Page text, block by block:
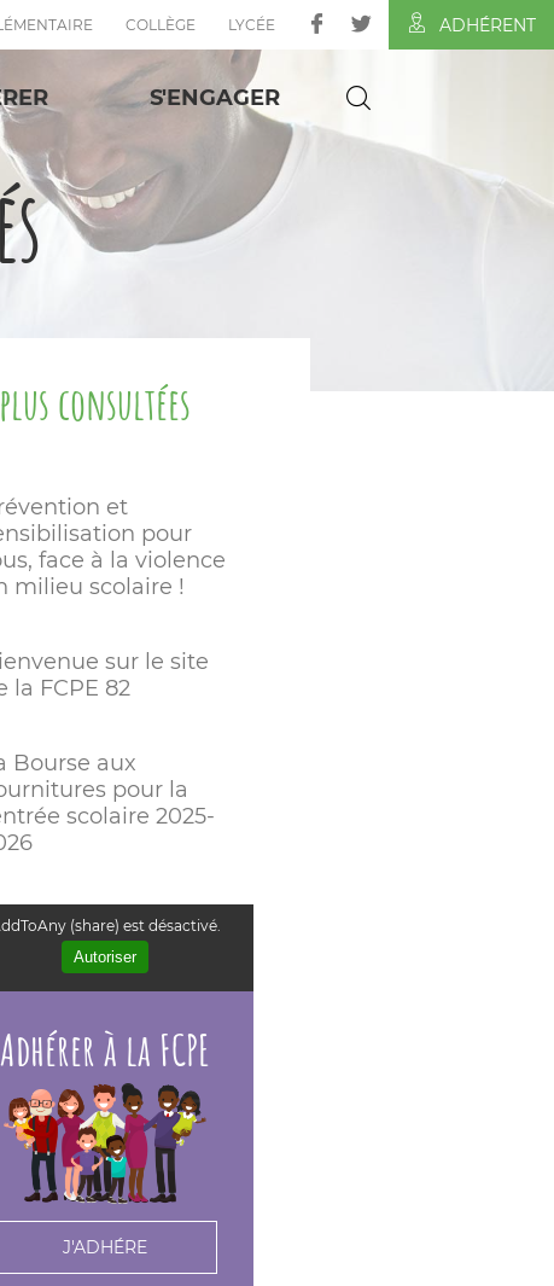
COLLÈGE LYCÉE ADHÉRENT
S'ENGAGER
consultées
et
pour
face à la violence
milieu scolaire !
sur le site
la FCPE 82
Bourse aux
pour la
scolaire 2025-
(share) est désactivé.
Autoriser
Adhérer à la FCPE
J'ADHÉRE